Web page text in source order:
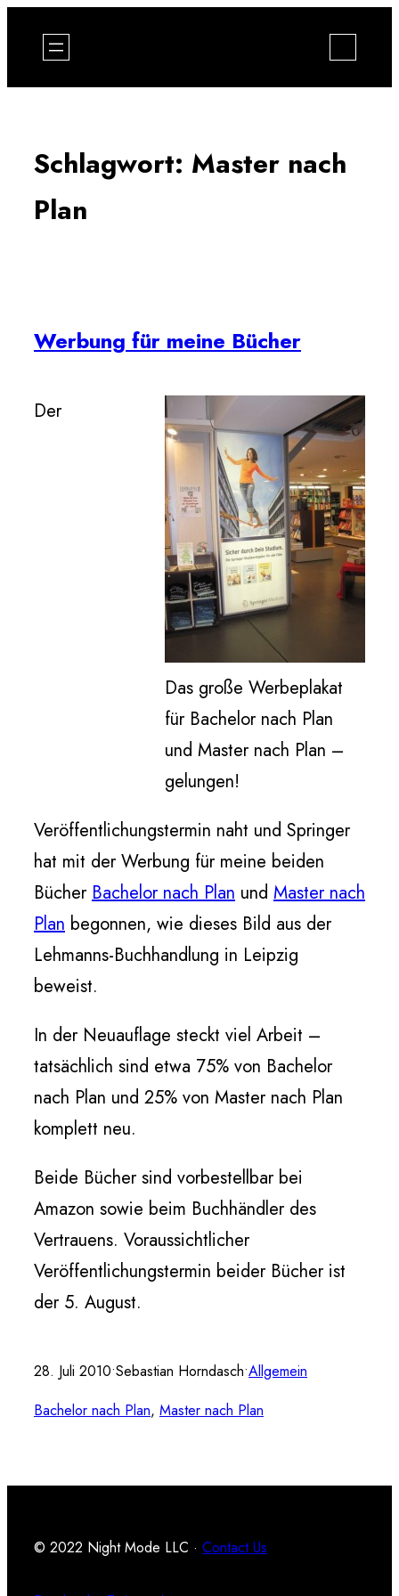
Inhalt
springen
Schlagwort: Master nach
Plan
Werbung für meine Bücher
Das große Werbeplakat
für Bachelor nach Plan
und Master nach Plan –
gelungen!
Der
Veröffentlichungstermin naht und Springer
hat mit der Werbung für meine beiden
BücherBachelor nach Plan und Master nach
Plan begonnen, wie dieses Bild aus der
Lehmanns-Buchhandlung in Leipzig
beweist.
In der Neuauflage steckt viel Arbeit –
tatsächlich sind etwa 75% von Bachelor
nach Plan und 25% von Master nach Plan
komplett neu.
Beide Bücher sind vorbestellbar bei
Amazon sowie beim Buchhändler des
Vertrauens. Voraussichtlicher
Veröffentlichungstermin beider Bücher ist
der 5. August.
28. Juli 2010•Sebastian Horndasch•Allgemein
Bachelor nach Plan, Master nach Plan
© 2022 Night Mode LLC · Contact Us